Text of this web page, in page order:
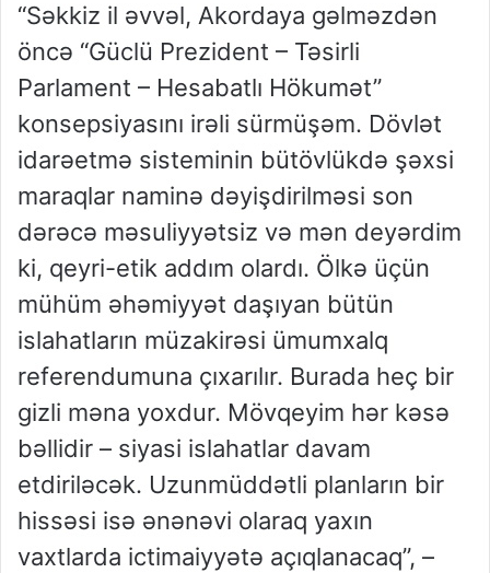
“Səkkiz il əvvəl, Akordaya gəlməzdən
öncə “Güclü Prezident – Təsirli
Parlament – Hesabatlı Hökumət”
konsepsiyasını irəli sürmüşəm. Dövlət
idarəetmə sisteminin bütövlükdə şəxsi
maraqlar naminə dəyişdirilməsi son
dərəcə məsuliyyətsiz və mən deyərdim
ki, qeyri-etik addım olardı. Ölkə üçün
mühüm əhəmiyyət daşıyan bütün
islahatların müzakirəsi ümumxalq
referendumuna çıxarılır. Burada heç bir
gizli məna yoxdur. Mövqeyim hər kəsə
bəllidir – siyasi islahatlar davam
etdiriləcək. Uzunmüddətli planların bir
hissəsi isə ənənəvi olaraq yaxın
vaxtlarda ictimaiyyətə açıqlanacaq”, –